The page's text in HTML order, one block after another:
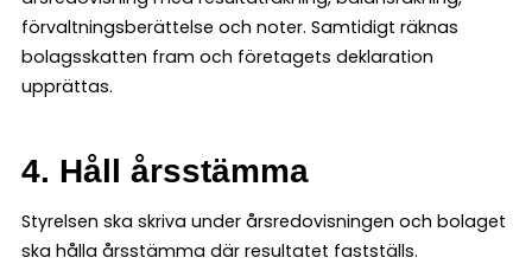
förvaltningsberättelse och noter. Samtidigt räknas
bolagsskatten fram och företagets deklaration
upprättas.
4. Håll årsstämma
Styrelsen ska skriva under årsredovisningen och bolaget
ska hålla årsstämma där resultatet fastställs.